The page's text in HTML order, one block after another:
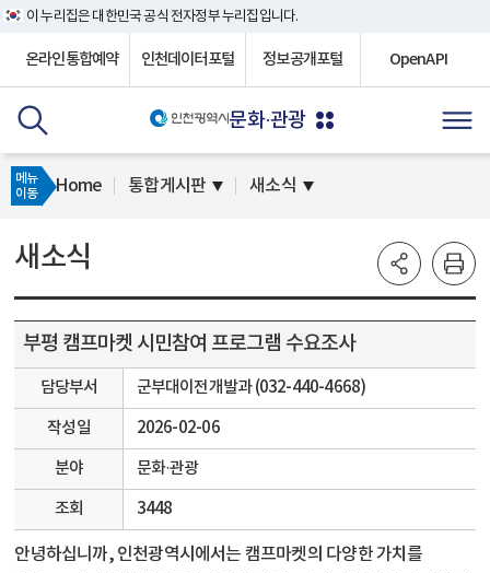
이 누리집은 대한민국 공식 전자정부 누리집입니다.
온라인통합예약 인천데이터포털 정보공개포털 OpenAPI
문화·관광
메뉴
이동
Home 통합게시판 새소식
새소식
부평 캠프마켓 시민참여 프로그램 수요조사
담당부서 군부대이전개발과 (032-440-4668)
작성일 2026-02-06
분야 문화·관광
조회 3448
안녕하십니까, 인천광역시에서는 캠프마켓의 다양한 가치를